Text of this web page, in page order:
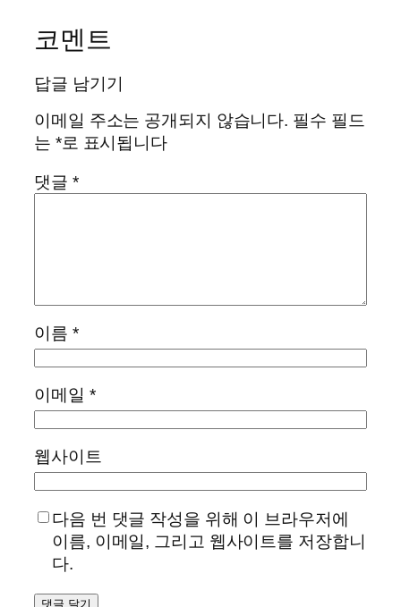
코멘트
답글 남기기
이메일 주소는 공개되지 않습니다. 필수 필드
는 *로 표시됩니다
댓글 *
이름 *
이메일 *
웹사이트
다음 번 댓글 작성을 위해 이 브라우저에
이름, 이메일, 그리고 웹사이트를 저장합니
다.